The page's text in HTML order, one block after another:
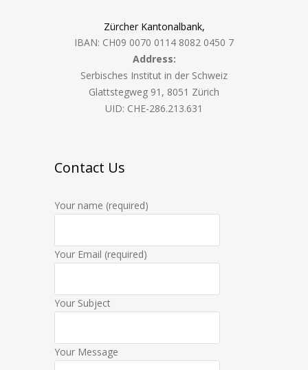
Zürcher Kantonalbank,
IBAN: CH09 0070 0114 8082 0450 7
Address:
Serbisches Institut in der Schweiz
Glattstegweg 91, 8051 Zürich
UID: CHE-286.213.631
Contact Us
Your name (required)
Your Email (required)
Your Subject
Your Message